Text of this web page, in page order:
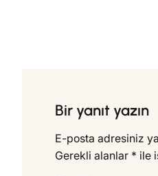
Bir yanıt yazın
E-posta adresiniz
Gerekli alanlar * ile